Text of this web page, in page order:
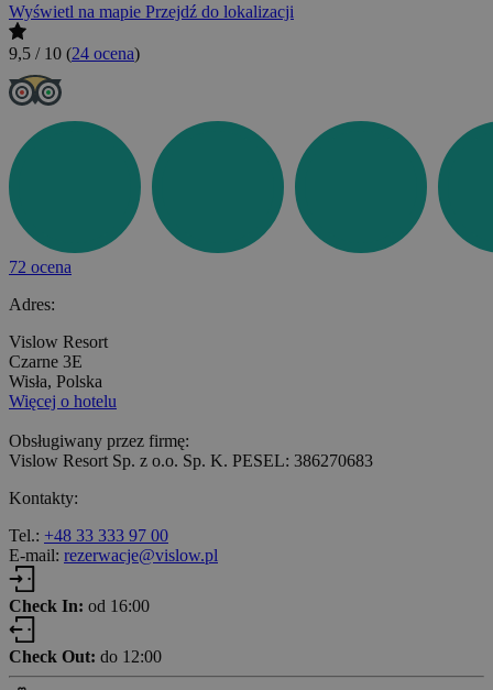
Wyświetl na mapie Przejdź do lokalizacji
9,5 / 10 (24 ocena)
72 ocena
Adres:
Vislow Resort
Czarne 3E
Wisła, Polska
Więcej o hotelu
Obsługiwany przez firmę:
Vislow Resort Sp. z o.o. Sp. K. PESEL: 386270683
Kontakty:
Tel.: +48 33 333 97 00
E-mail: rezerwacje@vislow.pl
Check In: od 16:00
Check Out: do 12:00